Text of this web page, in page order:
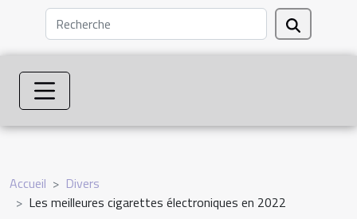
Accueil
Divers
Les meilleures cigarettes électroniques en 2022